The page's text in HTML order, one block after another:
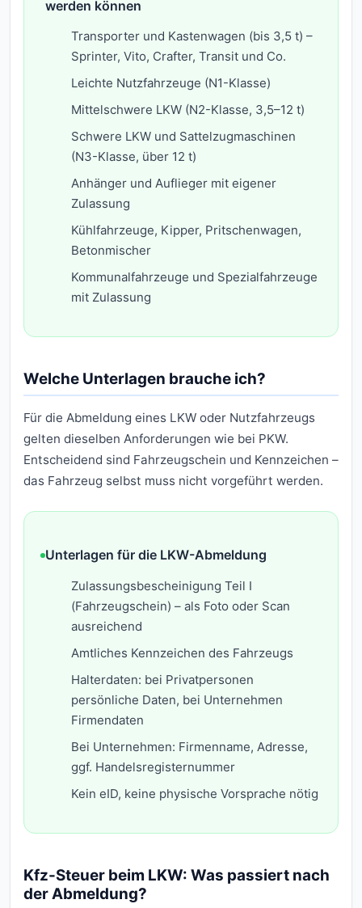
werden können
Transporter und Kastenwagen (bis 3,5 t) –
Sprinter, Vito, Crafter, Transit und Co.
Leichte Nutzfahrzeuge (N1-Klasse)
Mittelschwere LKW (N2-Klasse, 3,5–12 t)
Schwere LKW und Sattelzugmaschinen
(N3-Klasse, über 12 t)
Anhänger und Auflieger mit eigener
Zulassung
Kühlfahrzeuge, Kipper, Pritschenwagen,
Betonmischer
Kommunalfahrzeuge und Spezialfahrzeuge
mit Zulassung
Welche Unterlagen brauche ich?
Für die Abmeldung eines LKW oder Nutzfahrzeugs
gelten dieselben Anforderungen wie bei PKW.
Entscheidend sind Fahrzeugschein und Kennzeichen –
das Fahrzeug selbst muss nicht vorgeführt werden.
Unterlagen für die LKW-Abmeldung
Zulassungsbescheinigung Teil I
(Fahrzeugschein) – als Foto oder Scan
ausreichend
Amtliches Kennzeichen des Fahrzeugs
Halterdaten: bei Privatpersonen
persönliche Daten, bei Unternehmen
Firmendaten
Bei Unternehmen: Firmenname, Adresse,
ggf. Handelsregisternummer
Kein eID, keine physische Vorsprache nötig
Kfz-Steuer beim LKW: Was passiert nach
der Abmeldung?